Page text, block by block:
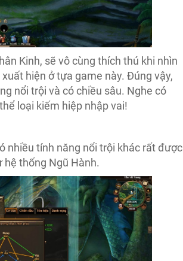
Kinh, sẽ vô cùng thích thú khi nhìn
hiện ở tựa game này. Đúng vậy,
nổi trội và có chiều sâu. Nghe có
loại kiếm hiệp nhập vai!
nhiều tính năng nổi trội khác rất được
thống Ngũ Hành.